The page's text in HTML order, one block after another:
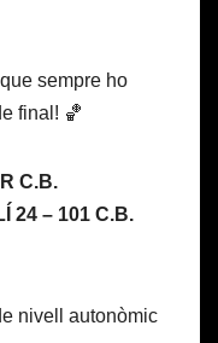
sempre ho
final! 🏀
C.B.
24 – 101 C.B.
nivell autonòmic